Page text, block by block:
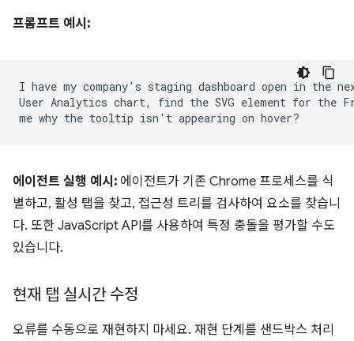
프롬프트 예시:
I have my company's staging dashboard open in the
User Analytics chart, find the SVG element for the
에이전트 실행 예시: 에이전트가 기존 Chrome 프로세스를 식
별하고, 활성 탭을 찾고, 접근성 트리를 검사하여 요소를 찾습니
다. 또한 JavaScript API를 사용하여 특정 충돌을 평가할 수도
있습니다.
현재 탭 실시간 수정
오류를 수동으로 재현하지 마세요. 재현 단계를 샌드박스 처리